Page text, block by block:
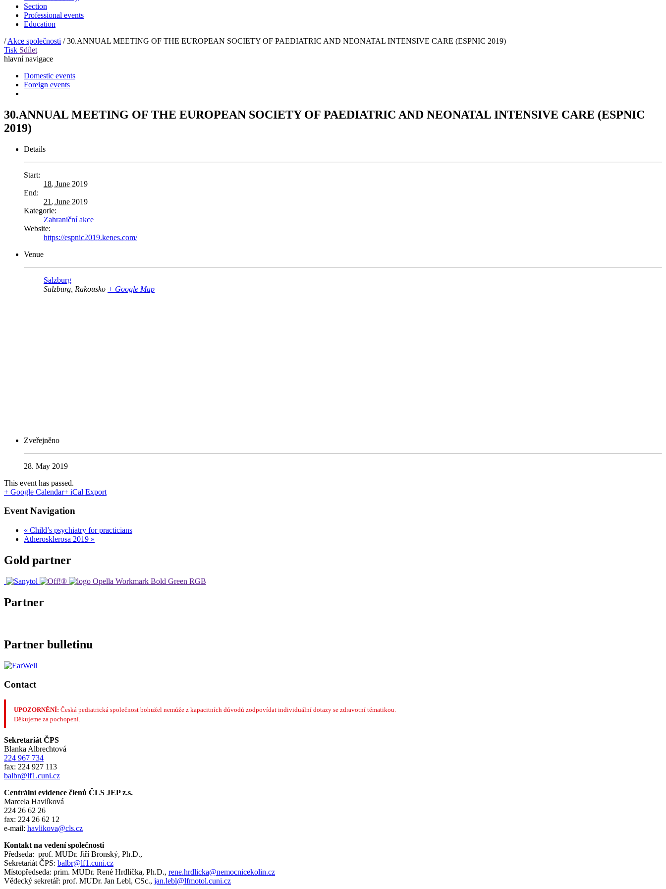
Section
Professional events
Education
/Akce společnosti /30.ANNUAL MEETING OF THE EUROPEAN SOCIETY OF PAEDIATRIC AND NEONATAL INTENSIVE CARE (ESPNIC 2019)
Tisk Sdílet
hlavní navigace
Domestic events
Foreign events
30.ANNUAL MEETING OF THE EUROPEAN SOCIETY OF PAEDIATRIC AND NEONATAL INTENSIVE CARE (ESPNIC
2019)
Details
Start:
18. June 2019
End:
21. June 2019
Kategorie:
Zahraniční akce
Website:
https://espnic2019.kenes.com/
Venue
Salzburg
Salzburg Rakousko + Google Map
Zveřejněno
28. May 2019
This event has passed.
+ Google Calendar+ iCal Export
Event Navigation
« Child’s psychiatry for practicians
Atherosklerosa 2019 »
Gold partner
Partner
Partner bulletinu
Contact
UPOZORNĚNÍ: Česká pediatrická společnost bohužel nemůže z kapacitních důvodů zodpovídat individuální dotazy se zdravotní tématikou.
Děkujeme za pochopení.
Sekretariát ČPS
Blanka Albrechtová
224 967 734
fax: 224 927 113
balbr@lf1.cuni.cz
Centrální evidence členů ČLS JEP z.s.
Marcela Havlíková
224 26 62 26
fax: 224 26 62 12
e-mail: havlikova@cls.cz
Kontakt na vedení společnosti
Předseda: prof. MUDr. Jiří Bronský, Ph.D.,
Sekretariát ČPS: balbr@lf1.cuni.cz
Místopředseda: prim. MUDr. René Hrdlička, Ph.D., rene.hrdlicka@nemocnicekolin.cz
Vědecký sekretář: prof. MUDr. Jan Lebl, CSc., jan.lebl@lfmotol.cuni.cz